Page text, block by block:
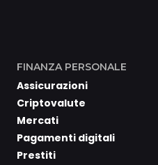
FINANZA PERSONALE
Assicurazioni
Criptovalute
Mercati
Pagamenti digitali
Prestiti